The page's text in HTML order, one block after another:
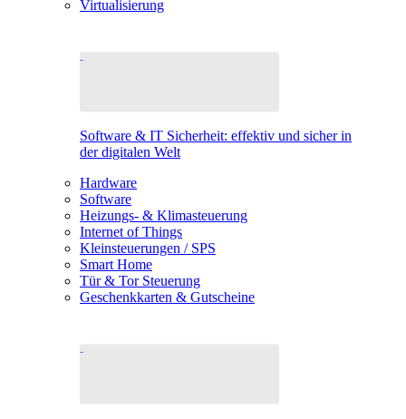
Virtualisierung
Software & IT Sicherheit: effektiv und sicher in
der digitalen Welt
Hardware
Software
Heizungs- & Klimasteuerung
Internet of Things
Kleinsteuerungen / SPS
Smart Home
Tür & Tor Steuerung
Geschenkkarten & Gutscheine